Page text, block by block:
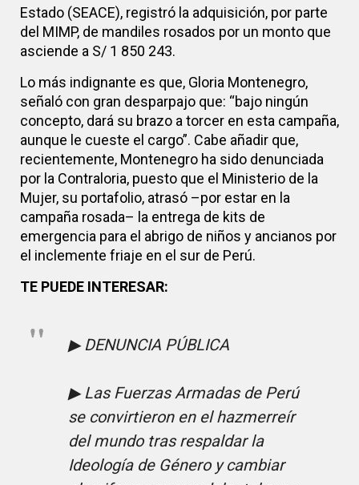
Estado (SEACE), registró la adquisición, por parte
del MIMP, de mandiles rosados por un monto que
asciende a S/ 1 850 243.
Lo más indignante es que, Gloria Montenegro,
señaló con gran desparpajo que: “bajo ningún
concepto, dará su brazo a torcer en esta campaña,
aunque le cueste el cargo”. Cabe añadir que,
recientemente, Montenegro ha sido denunciada
por la Contraloria, puesto que el Ministerio de la
Mujer, su portafolio, atrasó –por estar en la
campaña rosada– la entrega de kits de
emergencia para el abrigo de niños y ancianos por
el inclemente friaje en el sur de Perú.
TE PUEDE INTERESAR:
▶ DENUNCIA PÚBLICA
▶ Las Fuerzas Armadas de Perú
se convirtieron en el hazmerreír
del mundo tras respaldar la
Ideología de Género y cambiar